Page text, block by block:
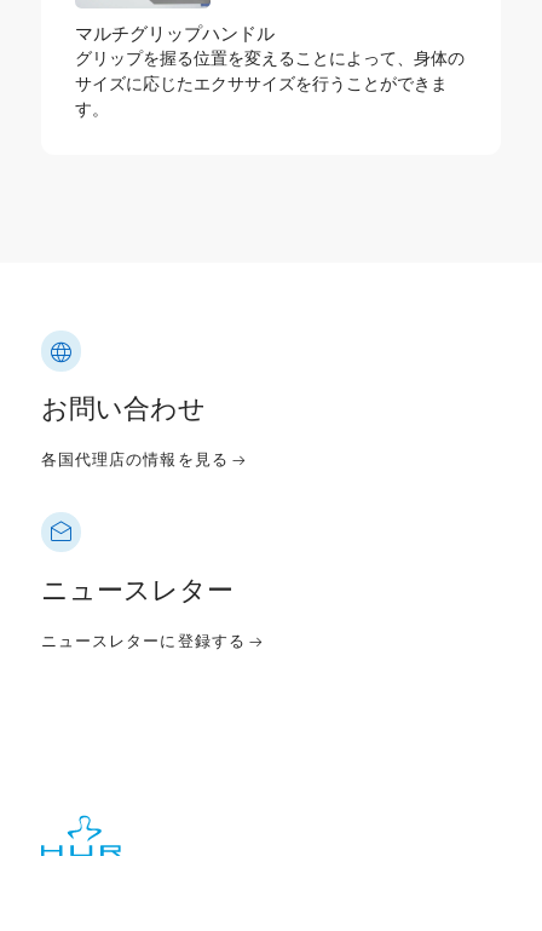
マルチグリップハンドル
グリップを握る位置を変えることによって、身体の
サイズに応じたエクササイズを行うことができま
す。
お問い合わせ
各国代理店の情報を見る
ニュースレター
ニュースレターに登録する